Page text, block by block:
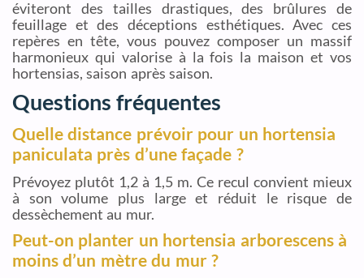
éviteront des tailles drastiques, des brûlures de
feuillage et des déceptions esthétiques. Avec ces
repères en tête, vous pouvez composer un massif
harmonieux qui valorise à la fois la maison et vos
hortensias, saison après saison.
Questions fréquentes
Quelle distance prévoir pour un hortensia
paniculata près d’une façade ?
Prévoyez plutôt 1,2 à 1,5 m. Ce recul convient mieux
à son volume plus large et réduit le risque de
dessèchement au mur.
Peut-on planter un hortensia arborescens à
moins d’un mètre du mur ?